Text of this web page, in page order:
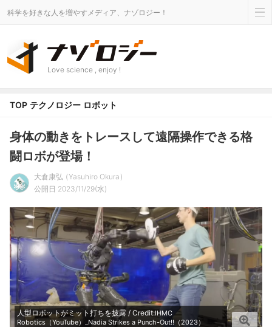
科学を好きな人を増やすメディア、ナゾロジー！
Love science , enjoy !
TOP テクノロジー ロボット
身体の動きをトレースして遠隔操作できる格
闘ロボが登場！
大倉康弘
Yasuhiro Okura
公開日 2023/11/29(水)
人型ロボットがミット打ちを披露 / Credit:IHMC
Robotics（YouTube）_Nadia Strikes a Punch-Out!!（2023）